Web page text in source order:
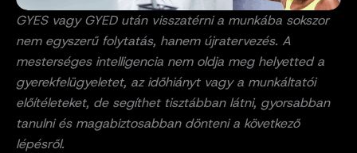
GYES vagy GYED után visszatérni a munkába sokszor
nem egyszerű folytatás, hanem újratervezés. A
mesterséges intelligencia nem oldja meg helyetted a
gyerekfelügyeletet, az időhiányt vagy a munkáltatói
előítéleteket, de segíthet tisztábban látni, gyorsabban
tanulni és magabiztosabban dönteni a következő
lépésről.